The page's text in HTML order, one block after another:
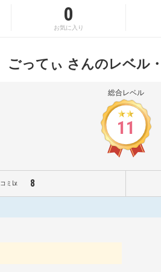
0
お気に入り
ごってぃ さんのレベル
総合レベル
11
ミLv. 8